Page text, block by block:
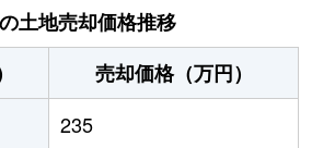
土地売却価格推移
売却価格（万円）
235